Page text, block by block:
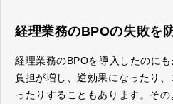
経理業務のBPOの失敗を
経理業務のBPOを導入したのに
負担が増し、逆効果になったり
ったりすることもあります。その